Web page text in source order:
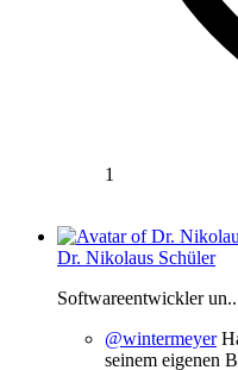
1
Dr. Nikolaus Schüler
Softwareentwickler
@wintermeyer
seinem eigenen